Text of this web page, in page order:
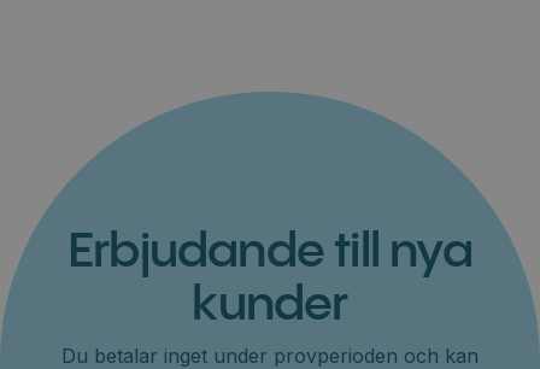
Erbjudande till nya
kunder
Du betalar inget under provperioden och kan